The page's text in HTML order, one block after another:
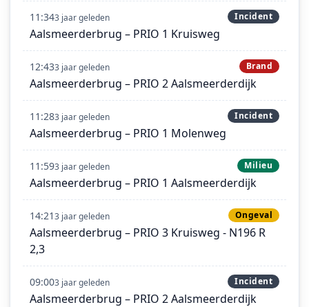
11:343 jaar geleden Incident
Aalsmeerderbrug – PRIO 1 Kruisweg
12:433 jaar geleden Brand
Aalsmeerderbrug – PRIO 2 Aalsmeerderdijk
11:283 jaar geleden Incident
Aalsmeerderbrug – PRIO 1 Molenweg
11:593 jaar geleden Milieu
Aalsmeerderbrug – PRIO 1 Aalsmeerderdijk
14:213 jaar geleden Ongeval
Aalsmeerderbrug – PRIO 3 Kruisweg - N196 R
2,3
09:003 jaar geleden Incident
Aalsmeerderbrug – PRIO 2 Aalsmeerderdijk